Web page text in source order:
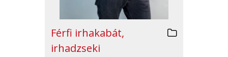
Férfi irhakabát,
irhadzseki